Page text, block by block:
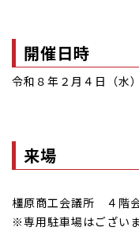
開催日時
令和８年２月４日（水
来場
橿原商工会議所 ４階
※専用駐車場はござい